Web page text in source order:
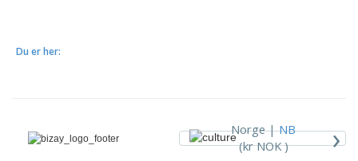
Du er her:
Norge |NB
(kr NOK )
›